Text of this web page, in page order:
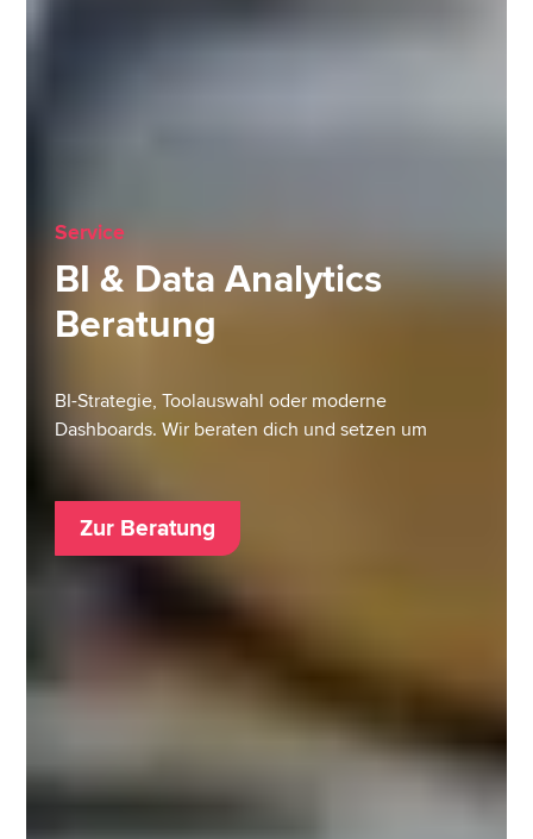
Service
BI & Data Analytics
Beratung
BI-Strategie, Toolauswahl oder moderne
Dashboards. Wir beraten dich und setzen um
Zur Beratung